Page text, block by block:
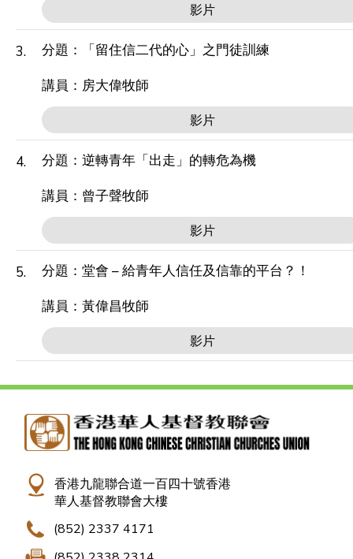
影片
3.
分題：「留住信二代的心」之門徒訓練
講員：房大偉牧師
影片
4.
分題：逆轉青年「出走」的轉危為機
講員：曾子聲牧師
影片
5.
分題：堂會 – 給青年人信任及信靠的平台？！
講員：黃偉昌牧師
影片
香港九龍聯合道一百四十號香港
華人基督教聯會大樓
(852) 2337 4171